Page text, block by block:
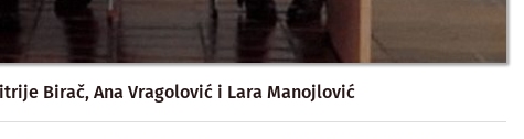
Birač, Ana Vragolović i Lara Manojlović